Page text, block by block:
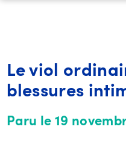
Le viol
blessures
Paru le 19